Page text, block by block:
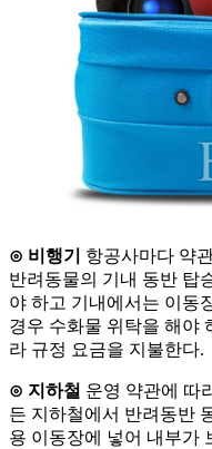
⊙ 비행기
항공사마다 약
반려동물의 기내 동반 탑
야 하고 기내에서는 이동
경우 수화물 위탁을 해야
라 규정 요금을 지불한다.
⊙ 지하철 운영 약관에 따
든 지하철에서 반려동반
용 이동장에 넣어 내부가